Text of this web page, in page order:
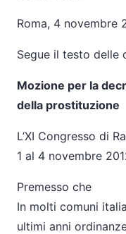
Roma, 4 novembre
Segue il testo delle
Mozione per la
della prostituzione
L’XI Congresso di
1 al 4 novembre
Premesso che
In molti comuni
ultimi anni